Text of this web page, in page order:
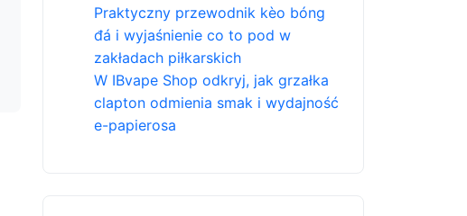
Praktyczny przewodnik kèo bóng
đá i wyjaśnienie co to pod w
zakładach piłkarskich
W IBvape Shop odkryj, jak grzałka
clapton odmienia smak i wydajność
e-papierosa